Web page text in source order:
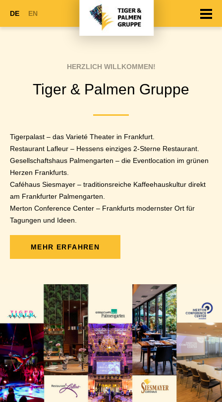
DE EN
HERZLICH WILLKOMMEN!
Tiger & Palmen Gruppe
Tigerpalast – das Varieté Theater in Frankfurt.
Restaurant Lafleur – Hessens einziges 2-Sterne Restaurant.
Gesellschaftshaus Palmengarten – die Eventlocation im grünen
Herzen Frankfurts.
Caféhaus Siesmayer – traditionsreiche Kaffeehauskultur direkt
am Frankfurter Palmengarten.
Merton Conference Center – Frankfurts modernster Ort für
Tagungen und Ideen.
MEHR ERFAHREN